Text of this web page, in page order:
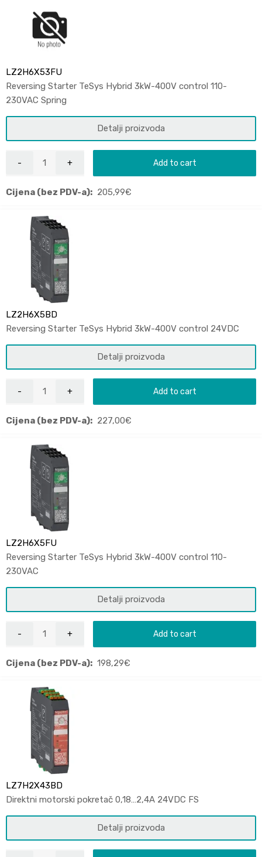
LZ2H6X53FU
Reversing Starter TeSys Hybrid 3kW-400V control 110-
230VAC Spring
Detalji proizvoda
Add to cart
Cijena (bez PDV-a): 205,99€
LZ2H6X5BD
Reversing Starter TeSys Hybrid 3kW-400V control 24VDC
Detalji proizvoda
Add to cart
Cijena (bez PDV-a): 227,00€
LZ2H6X5FU
Reversing Starter TeSys Hybrid 3kW-400V control 110-
230VAC
Detalji proizvoda
Add to cart
Cijena (bez PDV-a): 198,29€
LZ7H2X43BD
Direktni motorski pokretač 0,18…2,4A 24VDC FS
Detalji proizvoda